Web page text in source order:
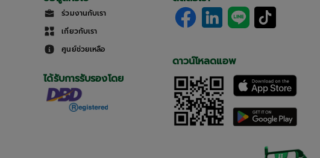
ร่วมงานกับเรา
เกี่ยวกับเรา
ศูนย์ช่วยเหลือ
ได้รับการรับรองโดย
ดาวน์โหลดแอพ